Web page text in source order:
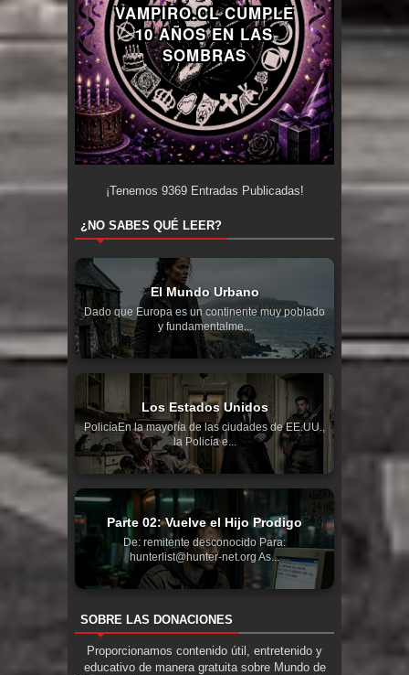
VAMPIRO.CL CUMPLE
10 AÑOS EN LAS
SOMBRAS
¡Tenemos 9369Entradas Publicadas!
¿NO SABES QUÉ LEER?
El Mundo Urbano
Dado que Europa es un continente muy poblado
y fundamentalme...
Los Estados Unidos
PolicíaEn la mayoría de las ciudades de EE.UU.,
la Policía e...
Parte 02: Vuelve el Hijo Prodigo
De: remitente desconocido Para:
hunterlist@hunter-net.org As...
SOBRE LAS DONACIONES
Proporcionamos contenido útil, entretenido y
educativo de manera gratuita sobre Mundo de